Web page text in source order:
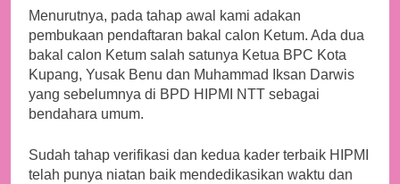
Menurutnya, pada tahap awal kami adakan
pembukaan pendaftaran bakal calon Ketum. Ada dua
bakal calon Ketum salah satunya Ketua BPC Kota
Kupang, Yusak Benu dan Muhammad Iksan Darwis
yang sebelumnya di BPD HIPMI NTT sebagai
bendahara umum.
Sudah tahap verifikasi dan kedua kader terbaik HIPMI
telah punya niatan baik mendedikasikan waktu dan